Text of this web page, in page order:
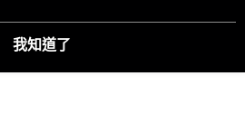
我知道了